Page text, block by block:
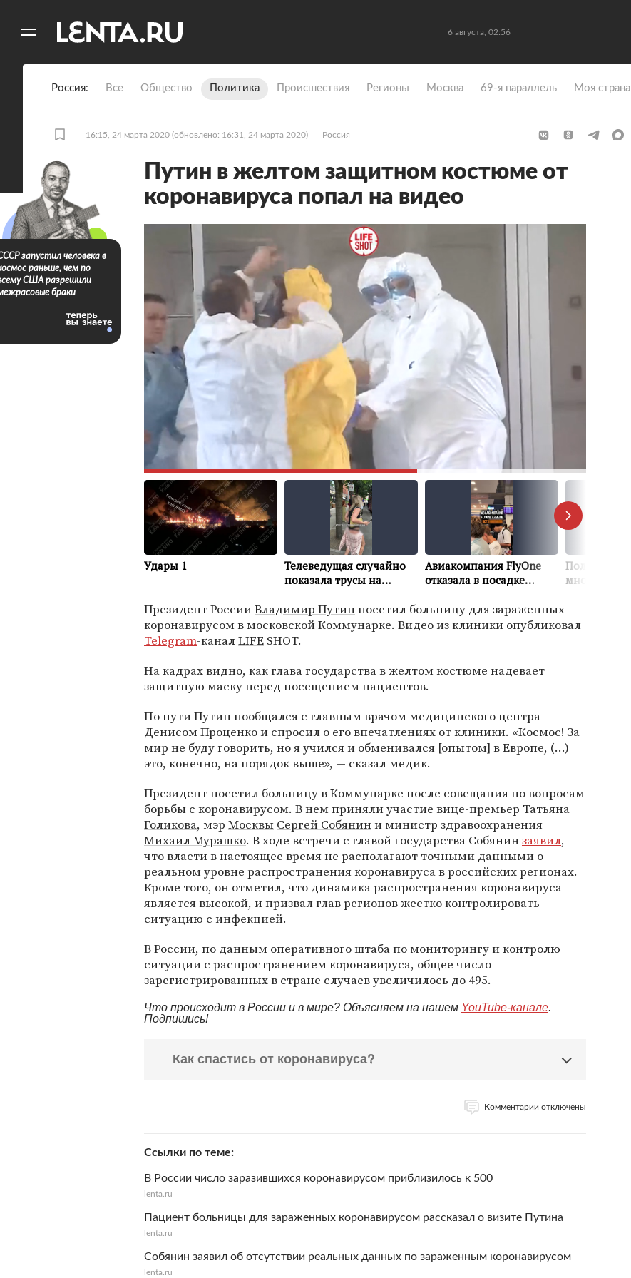
6 августа, 02:56
Россия Все Общество Политика Происшествия Регионы Москва 69-я параллель Моя страна
16:15, 24 марта 2020 (обновлено: 16:31, 24 марта 2020) Россия
Путин в желтом защитном костюме от
коронавируса попал на видео
Президент РоссииВладимир Путинпосетил больницу для зараженных
коронавирусом в московской Коммунарке. Видео из клиники опубликовал
Telegram-каналLIFE SHOT.
На кадрах видно, как глава государства в желтом костюме надевает
защитную маску перед посещением пациентов.
По пути Путин пообщался с главным врачом медицинского центра
Денисом Проценкои спросил о его впечатлениях от клиники. «Космос! За
мир не буду говорить, но я учился и обменивался [опытом] в Европе, (...)
это, конечно, на порядок выше», — сказал медик.
Президент посетил больницу в Коммунарке после совещания по вопросам
борьбы с коронавирусом. В нем приняли участие вице-премьер Татьяна
Голикова, мэр Москвы Сергей Собянини министр здравоохранения
Михаил Мурашко. В ходе встречи с главой государства Собянинзаявил,
что власти в настоящее время не располагают точными данными о
реальном уровне распространения коронавируса в российских регионах.
Кроме того, он отметил, что динамика распространения коронавируса
является высокой, и призвал глав регионов жестко контролировать
ситуацию с инфекцией.
ВРоссии, по данным оперативного штаба по мониторингу и контролю
ситуации с распространением коронавируса, общее число
зарегистрированных в стране случаев увеличилось до 495.
Что происходит в России и в мире? Объясняем на нашем YouTube-канале.
Подпишись!
Как спастись от коронавируса?
Зачем это нужно?
старайтесь их избегать. Домашний режим особенно важно соблюдать людям
воздержаться от личного общения с родителями, бабушками и дедушками и
пожилыми людьми вообще. Старайтесь поддерживать контакты по телефону или
Комментарии отключены
Ссылки по теме
В России число заразившихся коронавирусом приблизилось к 500
lenta.ru
Пациент больницы для зараженных коронавирусом рассказал о визите Путина
lenta.ru
Собянин заявил об отсутствии реальных данных по зараженным коронавирусом
lenta.ru
запустил человека в
раньше, чем по
США разрешили
браки